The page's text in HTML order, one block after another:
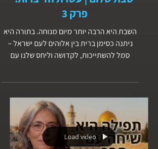
שבת שלום | עשרת הדיברות:
פרק 3
השבת היא הרבה יותר מיום מנוחה. בתורה היא
סמל להשתייכות, לקדושה וליחס שלנו עם
"לזכור ולשמור את יום השבת"? ומה הקשר בין
השבת שבתורה לבין המנוחה שהברית החדשה
מדברת עליה?